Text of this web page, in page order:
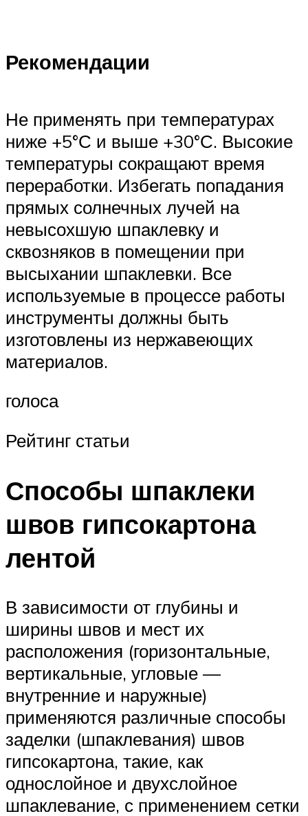
Рекомендации
Не применять при температурах
ниже +5°С и выше +30°С. Высокие
температуры сокращают время
переработки. Избегать попадания
прямых солнечных лучей на
невысохшую шпаклевку и
сквозняков в помещении при
высыхании шпаклевки. Все
используемые в процессе работы
инструменты должны быть
изготовлены из нержавеющих
материалов.
голоса
Рейтинг статьи
Способы шпаклеки
швов гипсокартона
лентой
В зависимости от глубины и
ширины швов и мест их
расположения (горизонтальные,
вертикальные, угловые —
внутренние и наружные)
применяются различные способы
заделки (шпаклевания) швов
гипсокартона, такие, как
однослойное и двухслойное
шпаклевание, с применением сетки